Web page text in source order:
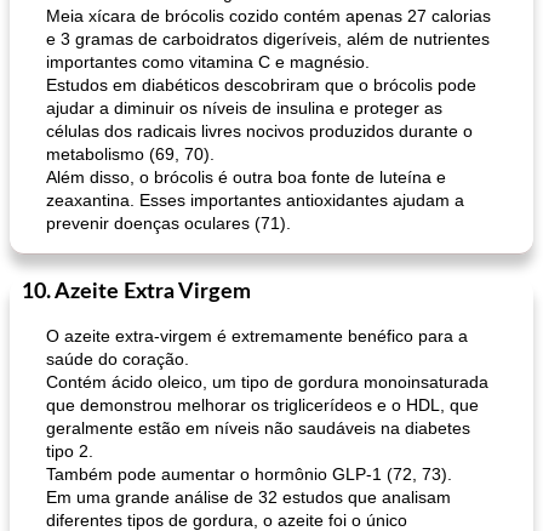
Meia xícara de brócolis cozido contém apenas 27 calorias
e 3 gramas de carboidratos digeríveis, além de nutrientes
importantes como vitamina C e magnésio.
Estudos em diabéticos descobriram que o brócolis pode
ajudar a diminuir os níveis de insulina e proteger as
células dos radicais livres nocivos produzidos durante o
metabolismo (69, 70).
Além disso, o brócolis é outra boa fonte de luteína e
zeaxantina. Esses importantes antioxidantes ajudam a
prevenir doenças oculares (71).
10. Azeite Extra Virgem
O azeite extra-virgem é extremamente benéfico para a
saúde do coração.
Contém ácido oleico, um tipo de gordura monoinsaturada
que demonstrou melhorar os triglicerídeos e o HDL, que
geralmente estão em níveis não saudáveis ​​na diabetes
tipo 2.
Também pode aumentar o hormônio GLP-1 (72, 73).
Em uma grande análise de 32 estudos que analisam
diferentes tipos de gordura, o azeite foi o único